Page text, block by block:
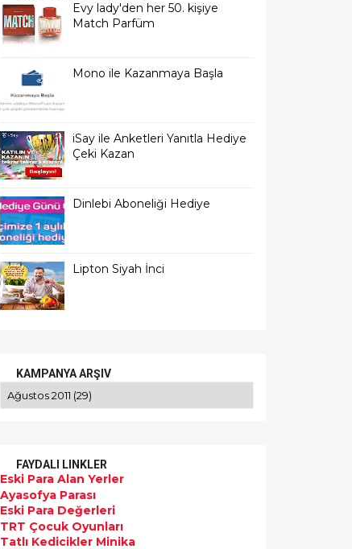
Evy lady'den her 50. kişiye
Match Parfüm
Mono ile Kazanmaya Başla
iSay ile Anketleri Yanıtla Hediye
Çeki Kazan
Dinlebi Aboneliği Hediye
Lipton Siyah İnci
KAMPANYA ARŞIV
FAYDALI LINKLER
Eski Para Alan Yerler
Ayasofya Parası
Eski Para Değerleri
TRT Çocuk Oyunları
Tatlı Kedicikler Minika